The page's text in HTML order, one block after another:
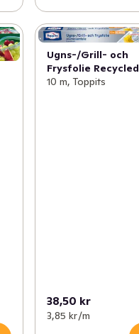
Ugns-/Grill- och
Frysfolie Recycled
10 m, Toppits
38,50 kr
3,85 kr /m